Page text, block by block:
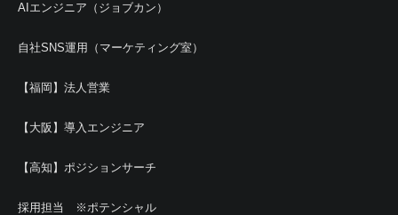
AIエンジニア（ジョブカン）
自社SNS運用（マーケティング室）
【福岡】法人営業
【大阪】導入エンジニア
【高知】ポジションサーチ
採用担当 ※ポテンシャル